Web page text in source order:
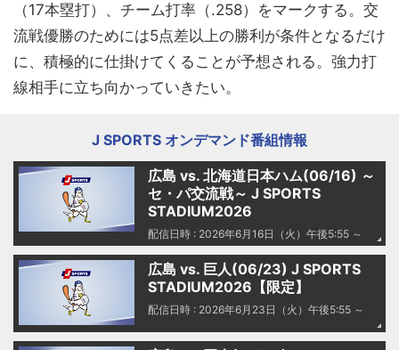
（17本塁打）、チーム打率（.258）をマークする。交
流戦優勝のためには5点差以上の勝利が条件となるだけ
に、積極的に仕掛けてくることが予想される。強力打
線相手に立ち向かっていきたい。
J SPORTS オンデマンド番組情報
広島 vs. 北海道日本ハム(06/16) ～
セ・パ交流戦～ J SPORTS
STADIUM2026
配信日時 : 2026年6月16日（火）午後5:55 ～
広島 vs. 巨人(06/23) J SPORTS
STADIUM2026【限定】
配信日時 : 2026年6月23日（火）午後5:55 ～